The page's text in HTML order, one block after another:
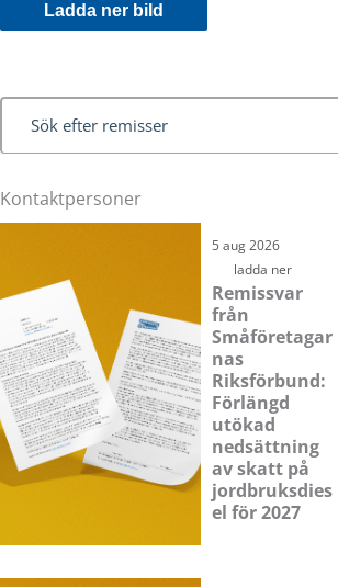
Ladda ner bild
Kontaktpersoner
5 aug 2026
ladda ner
Remissvar
från
Småföretagar
nas
Riksförbund:
Förlängd
utökad
nedsättning
av skatt på
jordbruksdies
el för 2027